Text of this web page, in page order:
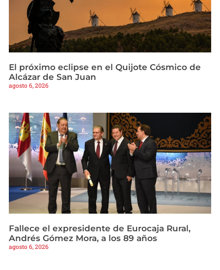
El próximo eclipse en el Quijote Cósmico de
Alcázar de San Juan
agosto 6, 2026
Fallece el expresidente de Eurocaja Rural,
Andrés Gómez Mora, a los 89 años
agosto 6, 2026